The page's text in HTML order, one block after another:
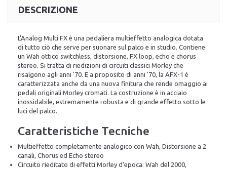
DESCRIZIONE
L'Analog Multi FX è una pedaliera multieffetto analogica dotata
di tutto ciò che serve per suonare sul palco e in studio. Contiene
un Wah ottico switchless, distorsione, FX loop, echo e chorus
stereo. Si tratta di riedizioni di circuiti classici Morley che
risalgono agli anni '70. E a proposito di anni '70, la AFX-1 è
caratterizzata anche da una nuova finitura che rende omaggio ai
pedali originali Morley cromati. La costruzione è in acciaio
inossidabile, estremamente robusta e di grande effetto sotto le
luci del palco.
Caratteristiche Tecniche
Multieffetto completamente analogico con Wah, Distorsione a 2
canali, Chorus ed Echo stereo
Circuito rieditato di effetti Morley d'epoca: Wah del 2000,